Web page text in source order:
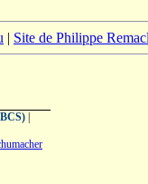
| Site de Philippe